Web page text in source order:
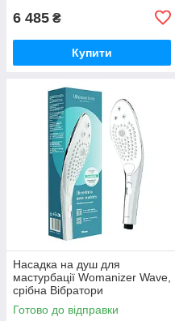
6 485 ₴
Купити
Насадка на душ для
мастурбації Womanizer Wave,
срібна Вібратори
мастурбатори секс-шоп
Готово до відправки